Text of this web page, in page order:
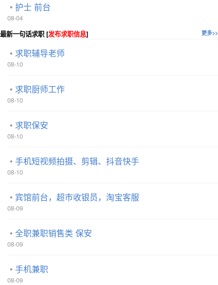
护士 前台
08-04
更多>>
最新一句话求职 [发布求职信息]
求职辅导老师
08-10
求职厨师工作
08-10
求职保安
08-10
手机短视频拍摄、剪辑、抖音快手
08-10
宾馆前台，超市收银员，淘宝客服
08-09
全职兼职销售类 保安
08-09
手机兼职
08-09